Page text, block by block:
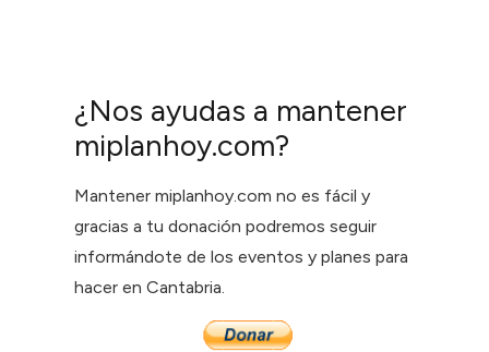
¿Nos ayudas a mantener
miplanhoy.com?
Mantener miplanhoy.com no es fácil y
gracias a tu donación podremos seguir
informándote de los eventos y planes para
hacer en Cantabria.